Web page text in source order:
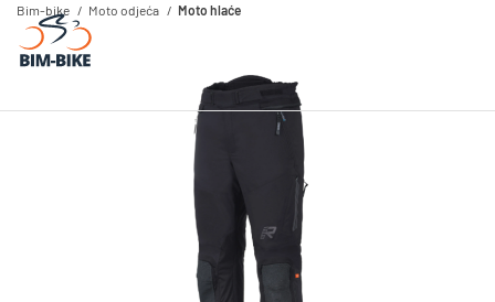
Bim-bike Moto odjeća Moto hlaće